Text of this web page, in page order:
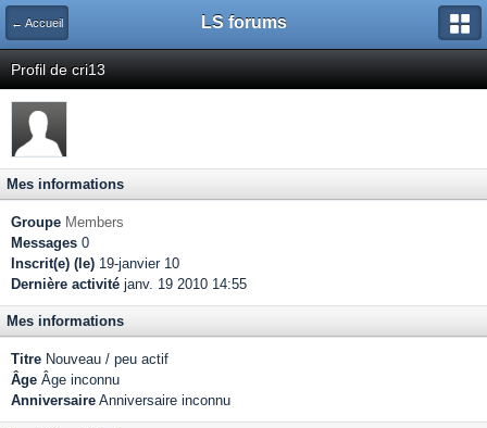
← Accueil LS forums
Profil de cri13
Mes informations
Groupe Members
Messages 0
Inscrit(e) (le) 19-janvier 10
Dernière activité janv. 19 2010 14:55
Mes informations
Titre Nouveau / peu actif
Âge Âge inconnu
Anniversaire Anniversaire inconnu